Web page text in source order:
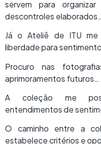
servem para
descontroles
Já o Ateliê de ITU me
liberdade para
Procuro nas
aprimoramentos futuros…
A coleção me
entendimentos de
O caminho entre a
estabelece critérios e